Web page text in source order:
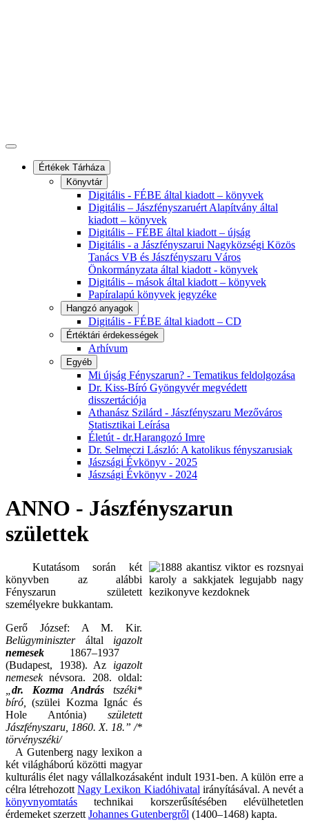
Értékek Tárháza
Könyvtár
Digitális - FÉBE által kiadott – könyvek
Digitális – Jászfényszaruért Alapítvány által
kiadott – könyvek
Digitális – FÉBE által kiadott – újság
Digitális - a Jászfényszarui Nagyközségi Közös
Tanács VB és Jászfényszaru Város
Önkormányzata által kiadott - könyvek
Digitális – mások által kiadott – könyvek
Papíralapú könyvek jegyzéke
Hangzó anyagok
Digitális - FÉBE által kiadott – CD
Értéktári érdekességek
Arhívum
Egyéb
Mi újság Fényszarun? - Tematikus feldolgozása
Dr. Kiss-Bíró Gyöngyvér megvédett
disszertációja
Athanász Szilárd - Jászfényszaru Mezőváros
Statisztikai Leírása
Életút - dr.Harangozó Imre
Dr. Selmeczi László: A katolikus fényszarusiak
Jászsági Évkönyv - 2025
Jászsági Évkönyv - 2024
ANNO - Jászfényszarun
születtek
Kutatásom során két
könyvben az alábbi
Fényszarun született
személyekre bukkantam.
Gerő József: A M. Kir.
Belügyminiszter által igazolt
nemesek 1867–1937
(Budapest, 1938). Az igazolt
nemeseknévsora. 208. oldal:
dr. Kozma András tszéki*
bíró,(szülei Kozma Ignác és
Hole Antónia) született
Jászfényszaru, 1860. X. 18.” /*
törvényszéki/
A Gutenberg nagy lexikon a
két világháború közötti magyar
kulturális élet nagy vállalkozásaként indult 1931-ben. A külön erre a
célra létrehozottNagy Lexikon Kiadóhivatal irányításával. A nevét a
könyvnyomtatás technikai korszerűsítésében elévülhetetlen
érdemeket szerzett Johannes Gutenbergről (1400–1468) kapta.